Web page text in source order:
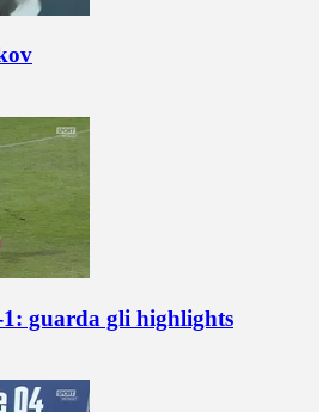
guarda gli highlights